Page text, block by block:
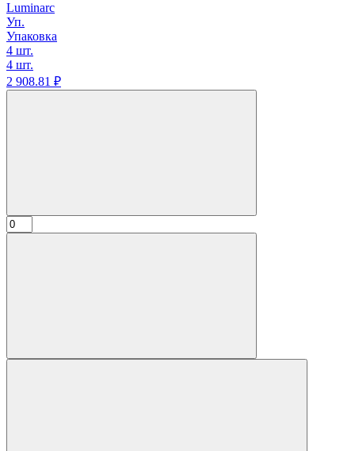
Luminarc
Уп.
Упаковка
4 шт.
4 шт.
2 908.81 ₽